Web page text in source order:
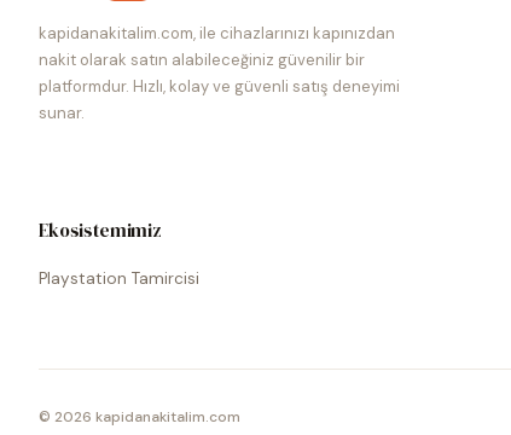
kapidanakitalim.com, ile cihazlarınızı kapınızdan
nakit olarak satın alabileceğiniz güvenilir bir
platformdur. Hızlı, kolay ve güvenli satış deneyimi
sunar.
Ekosistemimiz
Playstation Tamircisi
© 2026 kapidanakitalim.com